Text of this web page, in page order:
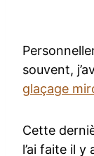
souvent,
glaçage
Cette
l’ai faite il